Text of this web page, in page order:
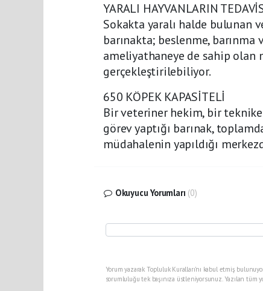
YARALI HAYVANLARIN
Sokakta yaralı halde bulunan
barınakta; beslenme,
ameliyathaneye de sahip olan
gerçekleştirilebiliyor.
650 KÖPEK KAPASİTELİ
Bir veteriner hekim, bir
görev yaptığı barınak,
müdahalenin yapıldığı
Okuyucu Yorumları (0)
Yorum yazarak Topluluk Kuralları’nı kabul etmiş
sorumluluğu tek başınıza üstleniyorsunuz. Yazılan